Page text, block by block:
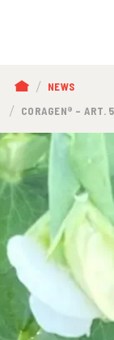
NEWS
CORAGEN® – ART.